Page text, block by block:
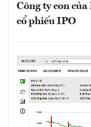
Công ty con
cổ phiếu IPO